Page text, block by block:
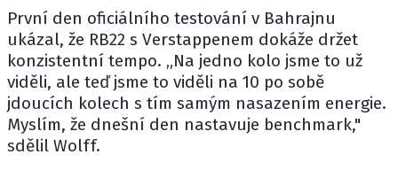
První den oficiálního testování v Bahrajnu
ukázal, že RB22 s Verstappenem dokáže držet
konzistentní tempo. „Na jedno kolo jsme to už
viděli, ale teď jsme to viděli na 10 po sobě
jdoucích kolech s tím samým nasazením energie.
Myslím, že dnešní den nastavuje benchmark,"
sdělil Wolff.